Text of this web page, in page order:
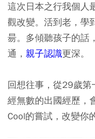
這次日本之行我個人
觀改變。活到老，學
昜。多傾聽孩子的話
通， 親子認識更深。
回想往事，從29歲
經無數的出國經歷，
Cool的嘗試，改變你